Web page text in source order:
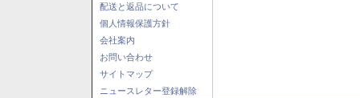
配送と返品について
個人情報保護方針
会社案内
お問い合わせ
サイトマップ
ニュースレター登録解除